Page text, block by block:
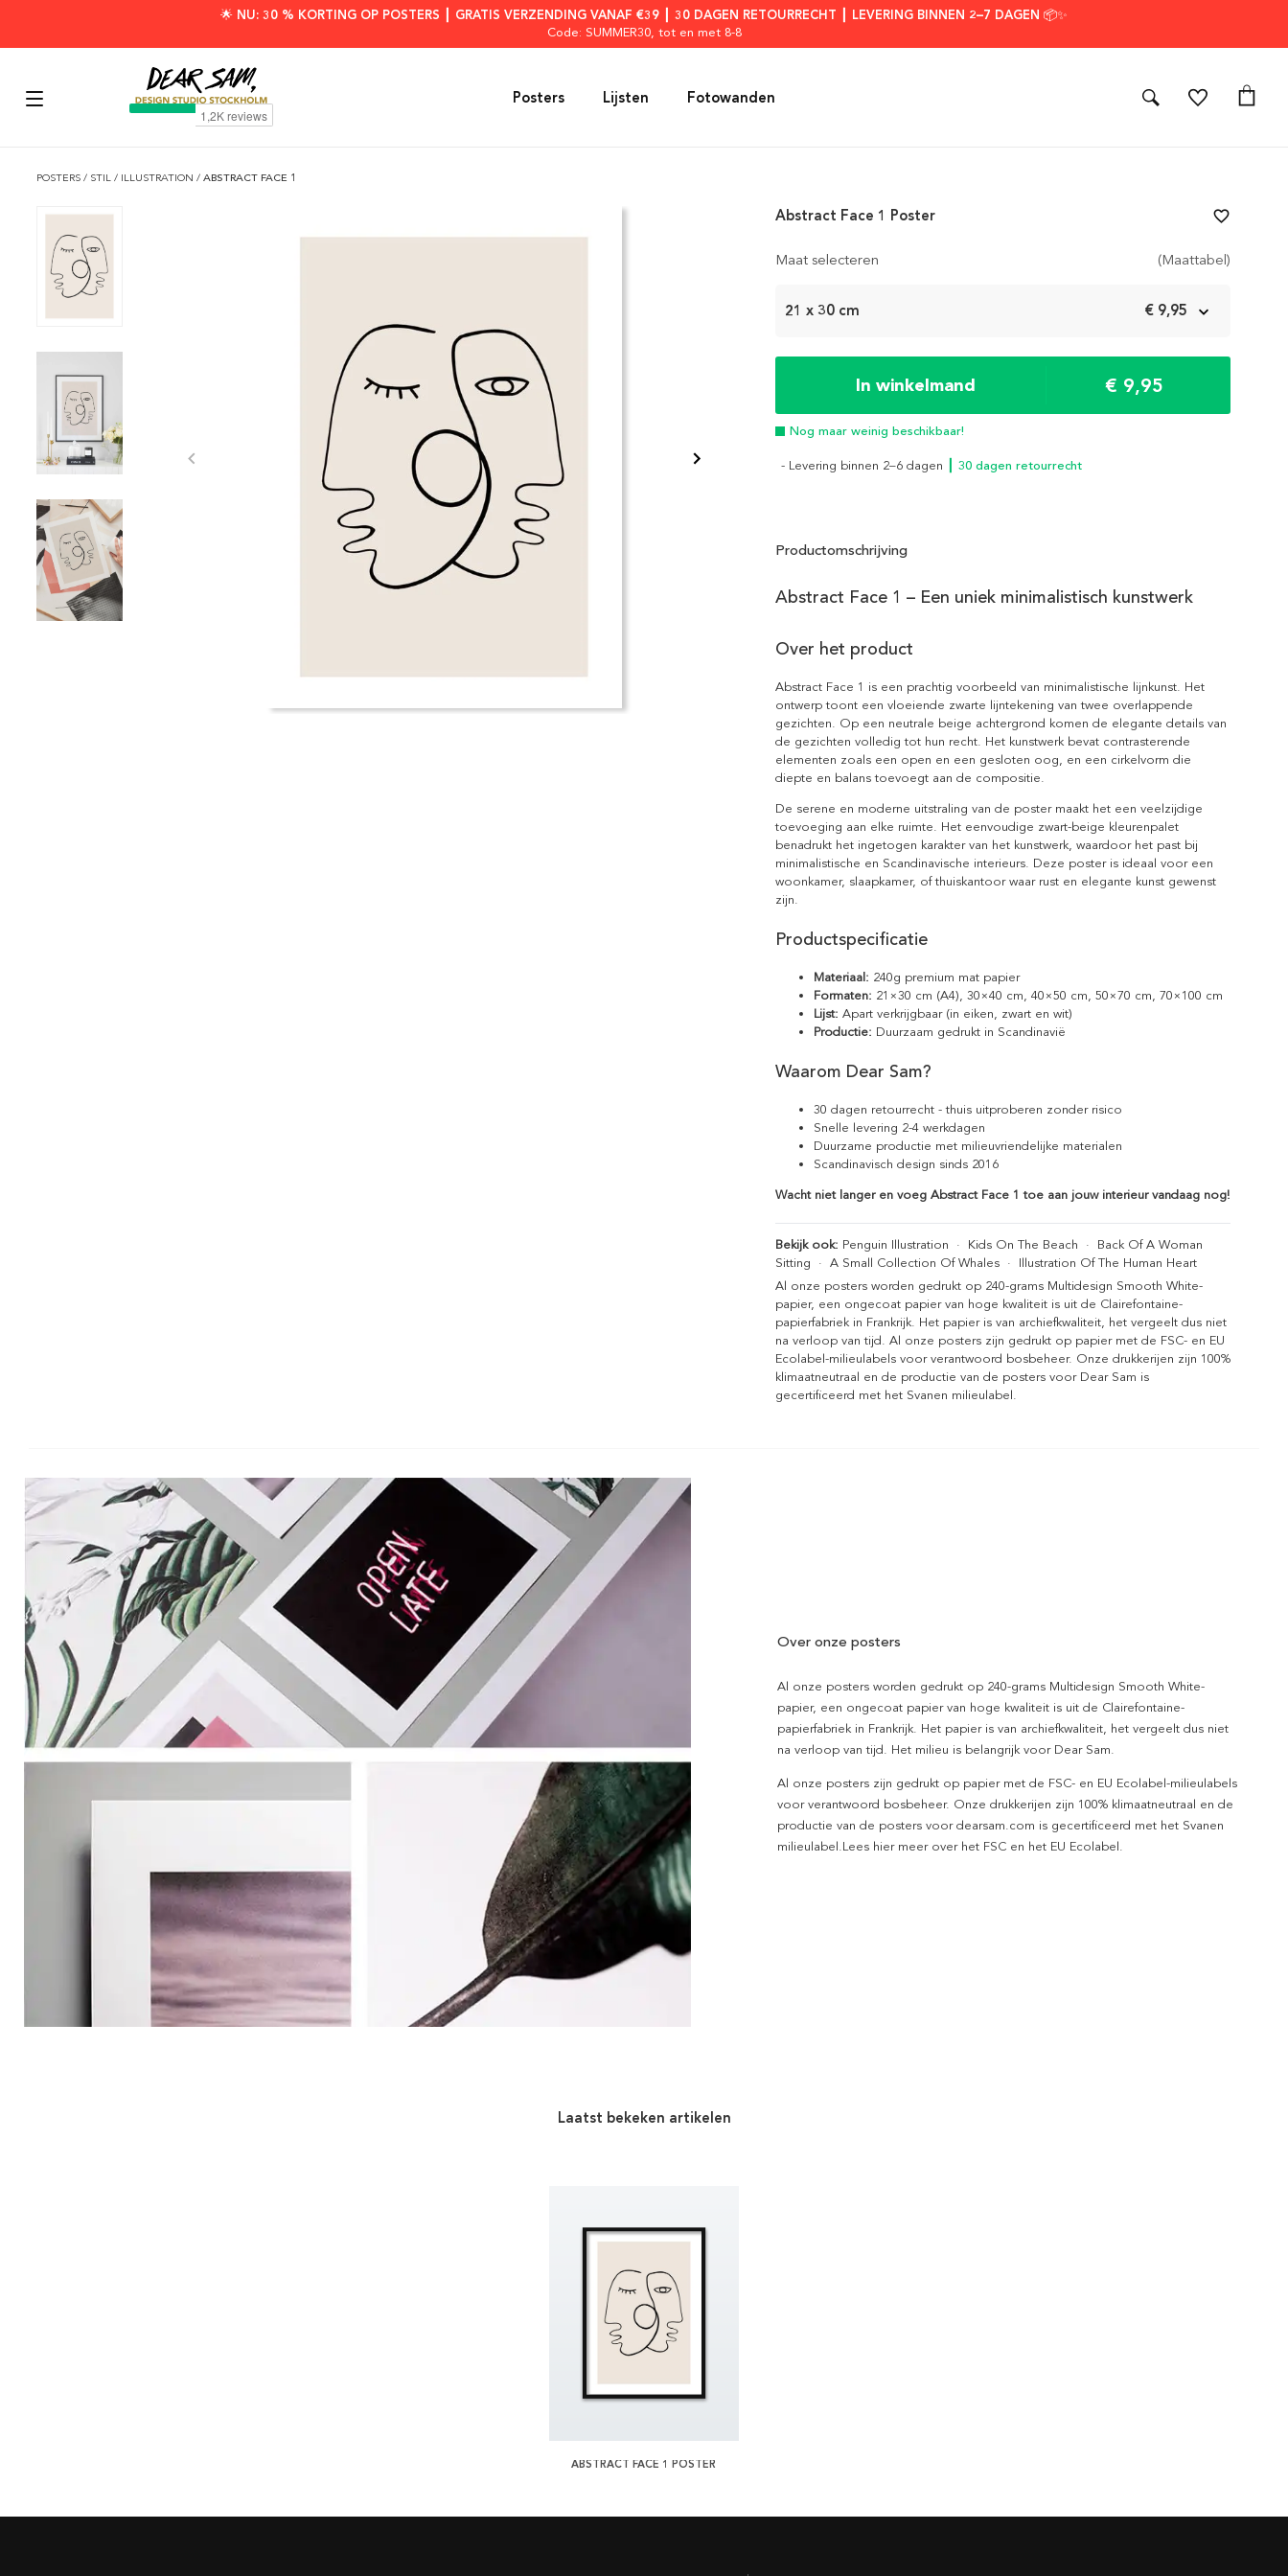
🌟 NU: 30 % KORTING OP POSTERS ┃ GRATIS VERZENDING VANAF €39 ┃ 30 DAGEN RETOURRECHT ┃ LEVERING BINNEN 2–7 DAGEN 📦✨
Code: SUMMER30, tot en met 8-8
Posters Lijsten Fotowanden
POSTERS / STIL / ILLUSTRATION / ABSTRACT FACE 1
Maat selecteren (Maattabel)
21 x 30 cm € 9,95
In winkelmand € 9,95
Nog maar weinig beschikbaar!
- Levering binnen 2–6 dagen ┃ 30 dagen retourrecht
Abstract Face 1 Poster favorite_border
Productomschrijving
Abstract Face 1 – Een uniek minimalistisch kunstwerk
Over het product
Abstract Face 1 is een prachtig voorbeeld van minimalistische lijnkunst. Het
ontwerp toont een vloeiende zwarte lijntekening van twee overlappende
gezichten. Op een neutrale beige achtergrond komen de elegante details van
de gezichten volledig tot hun recht. Het kunstwerk bevat contrasterende
elementen zoals een open en een gesloten oog, en een cirkelvorm die
diepte en balans toevoegt aan de compositie.
De serene en moderne uitstraling van de poster maakt het een veelzijdige
toevoeging aan elke ruimte. Het eenvoudige zwart-beige kleurenpalet
benadrukt het ingetogen karakter van het kunstwerk, waardoor het past bij
minimalistische en Scandinavische interieurs. Deze poster is ideaal voor een
woonkamer, slaapkamer, of thuiskantoor waar rust en elegante kunst gewenst
zijn.
Productspecificatie
Materiaal: 240g premium mat papier
Formaten: 21×30 cm (A4), 30×40 cm, 40×50 cm, 50×70 cm, 70×100 cm
Lijst: Apart verkrijgbaar (in eiken, zwart en wit)
Productie: Duurzaam gedrukt in Scandinavië
Waarom Dear Sam?
30 dagen retourrecht - thuis uitproberen zonder risico
Snelle levering 2-4 werkdagen
Duurzame productie met milieuvriendelijke materialen
Scandinavisch design sinds 2016
Wacht niet langer en voeg Abstract Face 1 toe aan jouw interieur vandaag nog!
Bekijk ook: Penguin Illustration · Kids On The Beach · Back Of A Woman
Sitting · A Small Collection Of Whales · Illustration Of The Human Heart
Al onze posters worden gedrukt op 240-grams Multidesign Smooth White-
papier, een ongecoat papier van hoge kwaliteit is uit de Clairefontaine-
papierfabriek in Frankrijk. Het papier is van archiefkwaliteit, het vergeelt dus niet
na verloop van tijd. Al onze posters zijn gedrukt op papier met de FSC- en EU
Ecolabel-milieulabels voor verantwoord bosbeheer. Onze drukkerijen zijn 100%
klimaatneutraal en de productie van de posters voor Dear Sam is
gecertificeerd met het Svanen milieulabel.
Over onze posters
Al onze posters worden gedrukt op 240-grams Multidesign Smooth White-
papier, een ongecoat papier van hoge kwaliteit is uit de Clairefontaine-
papierfabriek in Frankrijk. Het papier is van archiefkwaliteit, het vergeelt dus niet
na verloop van tijd. Het milieu is belangrijk voor Dear Sam.
Al onze posters zijn gedrukt op papier met de FSC- en EU Ecolabel-milieulabels
voor verantwoord bosbeheer. Onze drukkerijen zijn 100% klimaatneutraal en de
productie van de posters voor dearsam.com is gecertificeerd met het Svanen
milieulabel.Lees hier meer over het FSC en het EU Ecolabel.
Laatst bekeken artikelen
ABSTRACT FACE 1 POSTER